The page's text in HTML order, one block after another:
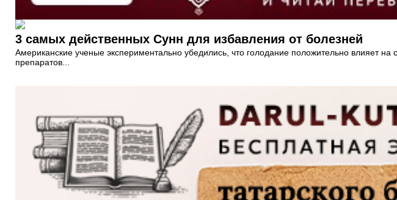
3 самых действенных Сунн для избавления от болезней
Американские ученые экспериментально убедились, что голодание положительно влияет
препаратов...